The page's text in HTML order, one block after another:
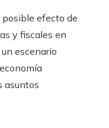
efecto de
y fiscales en
escenario
asuntos